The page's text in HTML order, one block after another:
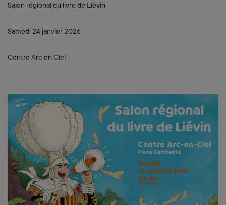
Salon régional du livre de Liévin
Samedi 24 janvier 2026
Centre Arc en Ciel